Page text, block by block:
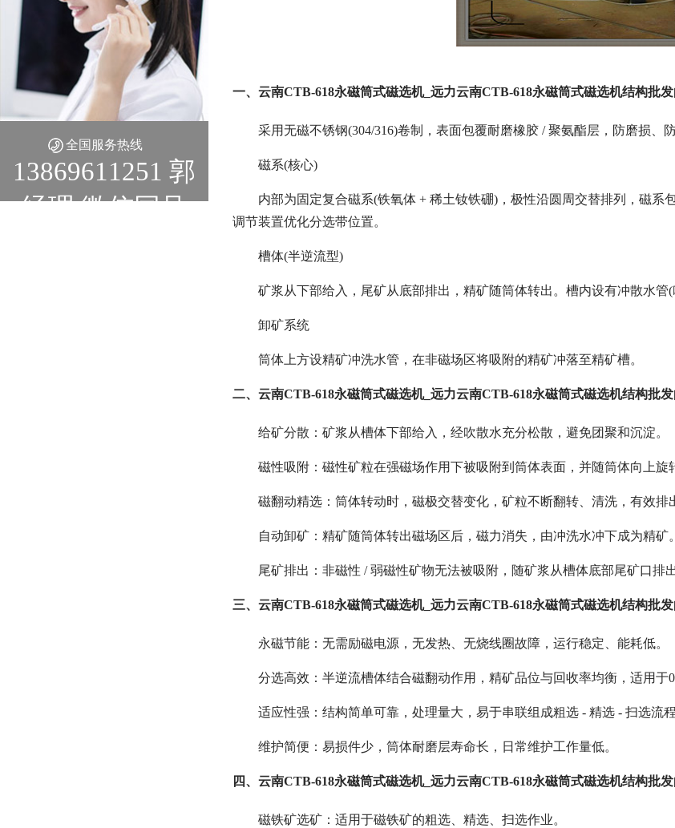
全国服务热线
13869611251 郭
经理 微信同号
一、云南CTB-618永磁筒式磁选机_远力云南CTB-618永磁筒式磁选机结构批
采用无磁不锈钢(304/316)卷制，表面包覆耐磨橡胶 / 聚氨酯层，防磨损、
磁系(核心)
内部为固定复合磁系(铁氧体 + 稀土钕铁硼)，极性沿圆周交替排列，磁系
调节装置优化分选带位置。
槽体(半逆流型)
矿浆从下部给入，尾矿从底部排出，精矿随筒体转出。槽内设有冲散水管
卸矿系统
筒体上方设精矿冲洗水管，在非磁场区将吸附的精矿冲落至精矿槽。
二、云南CTB-618永磁筒式磁选机_远力云南CTB-618永磁筒式磁选机结构批
给矿分散：矿浆从槽体下部给入，经吹散水充分松散，避免团聚和沉淀。
磁性吸附：磁性矿粒在强磁场作用下被吸附到筒体表面，并随筒体向上旋
磁翻动精选：筒体转动时，磁极交替变化，矿粒不断翻转、清洗，有效排
自动卸矿：精矿随筒体转出磁场区后，磁力消失，由冲洗水冲下成为精矿。
尾矿排出：非磁性 / 弱磁性矿物无法被吸附，随矿浆从槽体底部尾矿口排出
三、云南CTB-618永磁筒式磁选机_远力云南CTB-618永磁筒式磁选机结构批
永磁节能：无需励磁电源，无发热、无烧线圈故障，运行稳定、能耗低。
分选高效：半逆流槽体结合磁翻动作用，精矿品位与回收率均衡，适用于
适应性强：结构简单可靠，处理量大，易于串联组成粗选 - 精选 - 扫选流程
维护简便：易损件少，筒体耐磨层寿命长，日常维护工作量低。
四、云南CTB-618永磁筒式磁选机_远力云南CTB-618永磁筒式磁选机结构批
磁铁矿选矿：适用于磁铁矿的粗选、精选、扫选作业。